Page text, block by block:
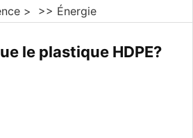
> >> Énergie
le plastique HDPE?